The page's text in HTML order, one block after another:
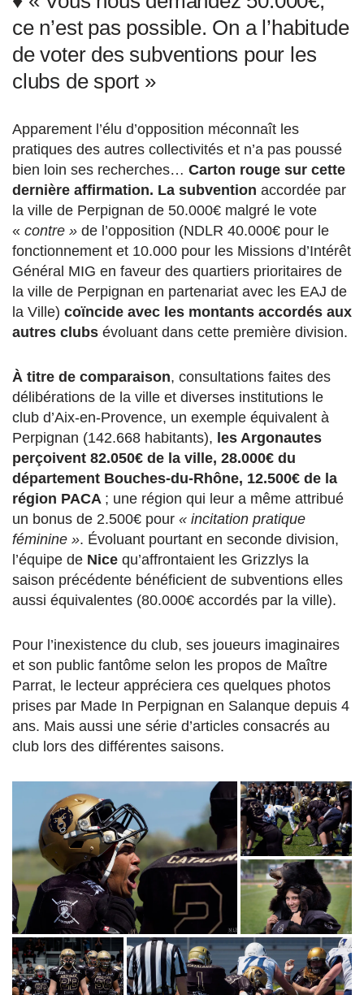
ce n’est pas possible. On a l’habitude
de voter des subventions pour les
clubs de sport »
Apparement l’élu d’opposition méconnaît les
pratiques des autres collectivités et n’a pas poussé
bien loin ses recherches… Carton rouge sur cette
dernière affirmation. La subvention accordée par
la ville de Perpignan de 50.000€ malgré le vote
« contre » de l’opposition (NDLR 40.000€ pour le
fonctionnement et 10.000 pour les Missions d’Intérêt
Général MIG en faveur des quartiers prioritaires de
la ville de Perpignan en partenariat avec les EAJ de
la Ville) coïncide avec les montants accordés aux
autres clubs évoluant dans cette première division.
À titre de comparaison, consultations faites des
délibérations de la ville et diverses institutions le
club d’Aix-en-Provence, un exemple équivalent à
Perpignan (142.668 habitants), les Argonautes
perçoivent 82.050€ de la ville, 28.000€ du
département Bouches-du-Rhône, 12.500€ de la
région PACA ; une région qui leur a même attribué
un bonus de 2.500€ pour « incitation pratique
féminine ». Évoluant pourtant en seconde division,
l’équipe de Nice qu’affrontaient les Grizzlys la
saison précédente bénéficient de subventions elles
aussi équivalentes (80.000€ accordés par la ville).
Pour l’inexistence du club, ses joueurs imaginaires
et son public fantôme selon les propos de Maître
Parrat, le lecteur appréciera ces quelques photos
prises par Made In Perpignan en Salanque depuis 4
ans. Mais aussi une série d’articles consacrés au
club lors des différentes saisons.